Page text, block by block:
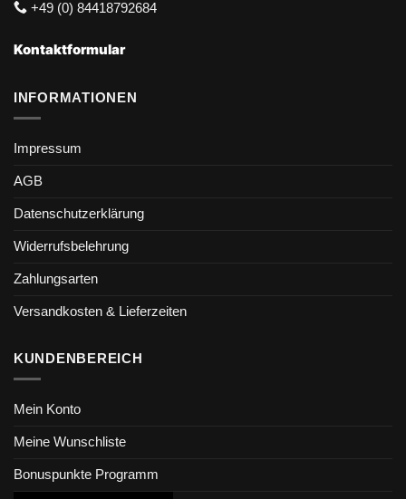
+49 (0) 84418792684
Kontaktformular
INFORMATIONEN
Impressum
AGB
Datenschutzerklärung
Widerrufsbelehrung
Zahlungsarten
Versandkosten & Lieferzeiten
KUNDENBEREICH
Mein Konto
Meine Wunschliste
Bonuspunkte Programm